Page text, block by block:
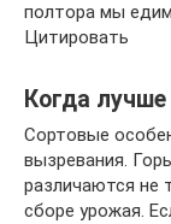
полтора мы
Цитировать
Когда
Сортовые
вызревания.
различаются не
сборе урожая.